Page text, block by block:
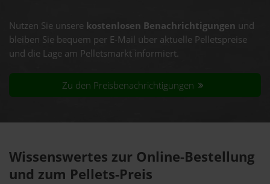
Nutzen Sie unsere kostenlosen Benachrichtigungen und
bleiben Sie bequem per E-Mail über aktuelle Pelletspreise
und die Lage am Pelletsmarkt informiert.
Zu den Preisbenachrichtigungen
Wissenswertes zur Online-Bestellung
und zum Pellets-Preis